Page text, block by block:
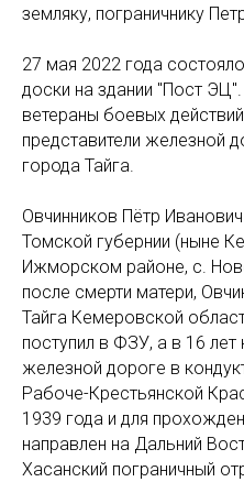
земляку, пограничнику
27 мая 2022 года
доски на здании "Пост
ветераны боевых
представители железной
города Тайга.
Овчинников Пётр
Томской губернии (ныне
Ижморском районе, с.
после смерти матери,
Тайга Кемеровской
поступил в ФЗУ, а в 16 лет
железной дороге в
Рабоче-Крестьянской
1939 года и для
направлен на Дальний
Хасанский пограничный